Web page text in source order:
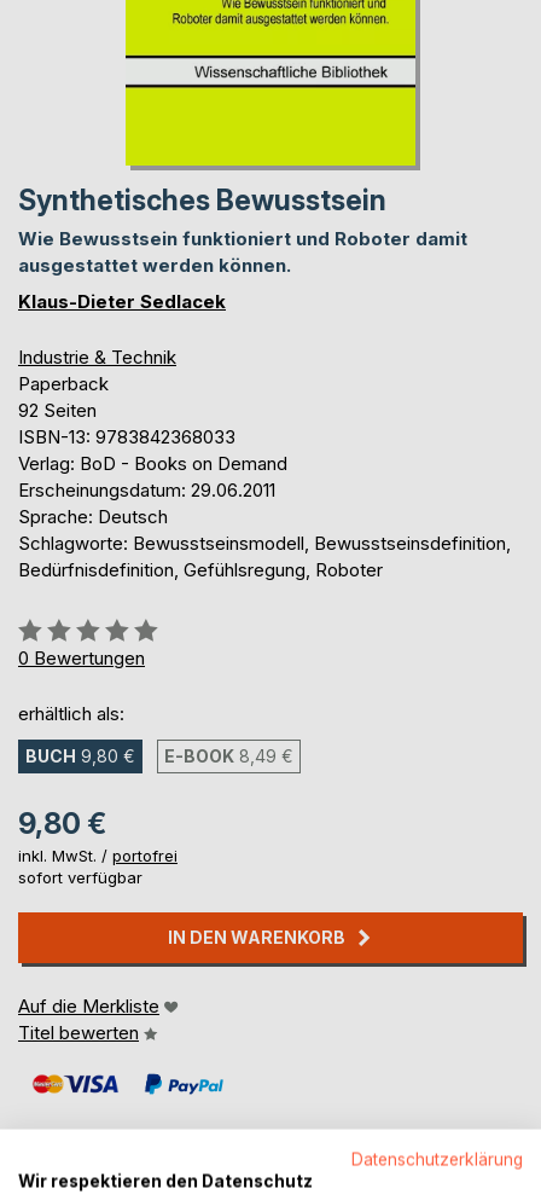
Synthetisches Bewusstsein
Wie Bewusstsein funktioniert und Roboter damit
ausgestattet werden können.
Klaus-Dieter Sedlacek
Industrie & Technik
Paperback
92 Seiten
ISBN-13: 9783842368033
Verlag: BoD - Books on Demand
Erscheinungsdatum: 29.06.2011
Sprache: Deutsch
Schlagworte: Bewusstseinsmodell, Bewusstseinsdefinition,
Bedürfnisdefinition, Gefühlsregung, Roboter
Bewertung::
0%
0 Bewertungen
erhältlich als:
BUCH 9,80 € E-BOOK 8,49 €
9,80 €
inkl. MwSt. / portofrei
sofort verfügbar
IN DEN WARENKORB
Auf die Merkliste
Titel bewerten
Datenschutzerklärung
Wir respektieren den Datenschutz